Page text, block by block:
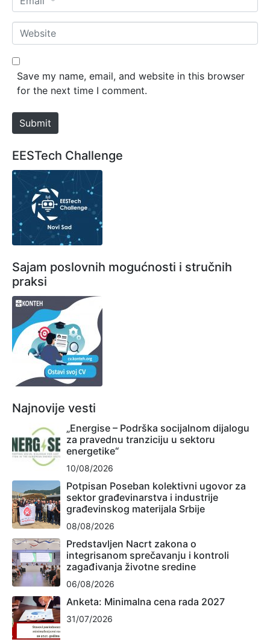
*
m
a
*
W
e
b
e
Save my name, email, and website in this browser
for the next time I comment.
Submit
EESTech Challenge
Sajam poslovnih mogućnosti i stručnih
praksi
Najnovije vesti
„Energise – Podrška socijalnom dijalogu
za pravednu tranziciju u sektoru
energetike“
10/08/2026
Potpisan Poseban kolektivni ugovor za
sektor građevinarstva i industrije
građevinskog materijala Srbije
08/08/2026
Predstavljen Nacrt zakona o
integrisanom sprečavanju i kontroli
zagađivanja životne sredine
06/08/2026
Anketa: Minimalna cena rada 2027
31/07/2026